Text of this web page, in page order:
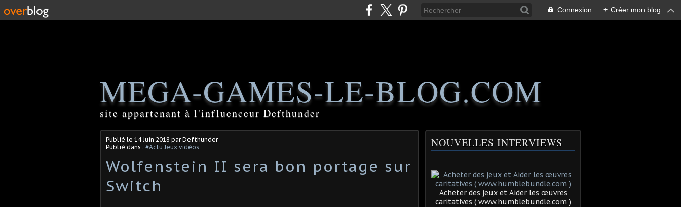
Connexion + Créer mon blog
MEGA-GAMES-LE-BLOG.COM
site appartenant à l'influenceur Defthunder
Publié le 14 Juin 2018 par Defthunder
Publié dans : #Actu Jeux vidéos
Wolfenstein II sera bon portage sur
Switch
NOUVELLES INTERVIEWS
Acheter des jeux et Aider les œuvres
caritatives ( www.humblebundle.com )